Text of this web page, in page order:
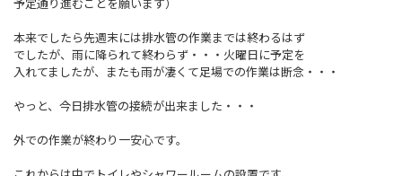
本来でしたら先週末には排水管の作業までは終わるはず
でしたが、雨に降られて終わらず・・・火曜日に予定を
入れてましたが、またも雨が凄くて足場での作業は断念・・・
やっと、今日排水管の接続が出来ました・・・
外での作業が終わり一安心です。